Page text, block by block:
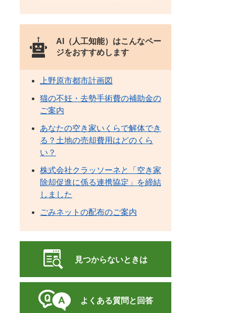
AI（人工知能）はこんなペー
ジをおすすめします
上野原市都市計画図
猫の不妊・去勢手術費の補助金の
ご案内
あなたの空き家いくらで解体でき
る？土地の売却費用はどのくら
い？
株式会社クラッソーネと「空き家
除却促進に係る連携協定」を締結
しました
ごみネットの配布のご案内
見つからないときは
よくある質問と回答